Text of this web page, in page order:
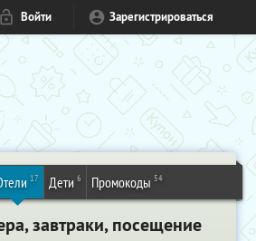
Войти Зарегистрироваться
17 Дети 6 Промокоды 54
завтраки, посещение